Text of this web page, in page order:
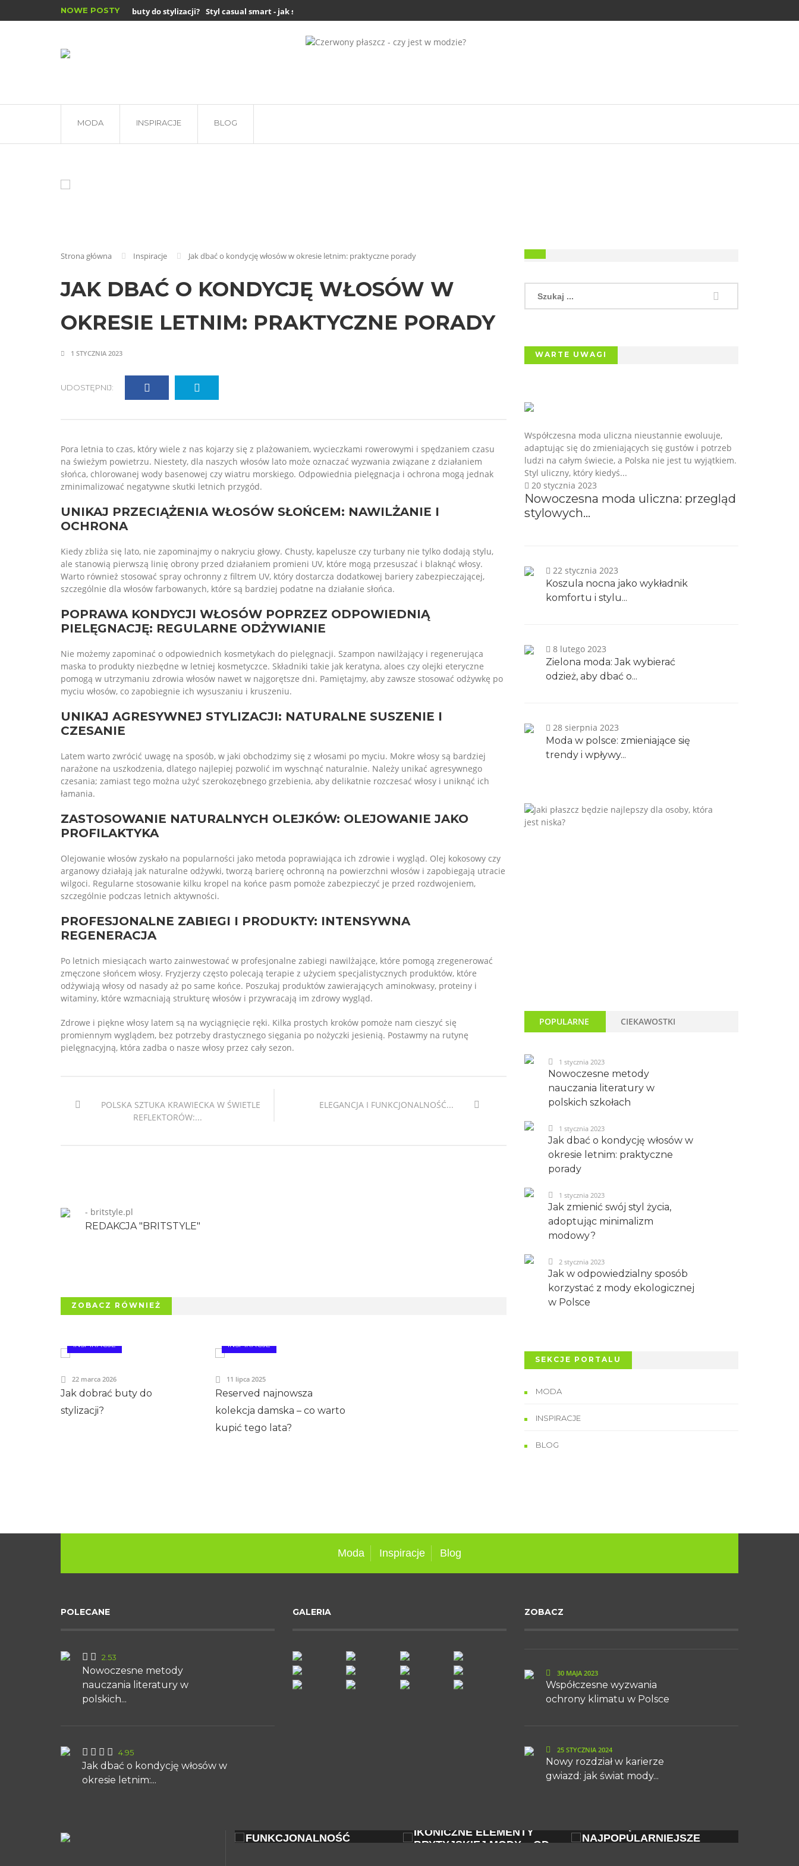
NOWE POSTY
Jak dobrać buty do stylizacji? Styl casual smart - jak się ubrać do pracy i na...
Płaszcze zimowe damskie – jakie są...
MODA INSPIRACJE BLOG
Strona główna Inspiracje Jak dbać o kondycję włosów w okresie letnim: praktyczne porady
JAK DBAĆ O KONDYCJĘ WŁOSÓW W
OKRESIE LETNIM: PRAKTYCZNE PORADY
1 STYCZNIA 2023
UDOSTĘPNIJ:
Pora letnia to czas, który wiele z nas kojarzy się z plażowaniem, wycieczkami rowerowymi i spędzaniem czasu
na świeżym powietrzu. Niestety, dla naszych włosów lato może oznaczać wyzwania związane z działaniem
słońca, chlorowanej wody basenowej czy wiatru morskiego. Odpowiednia pielęgnacja i ochrona mogą jednak
zminimalizować negatywne skutki letnich przygód.
UNIKAJ PRZECIĄŻENIA WŁOSÓW SŁOŃCEM: NAWILŻANIE I
OCHRONA
Kiedy zbliża się lato, nie zapominajmy o nakryciu głowy. Chusty, kapelusze czy turbany nie tylko dodają stylu,
ale stanowią pierwszą linię obrony przed działaniem promieni UV, które mogą przesuszać i blaknąć włosy.
Warto również stosować spray ochronny z filtrem UV, który dostarcza dodatkowej bariery zabezpieczającej,
szczególnie dla włosów farbowanych, które są bardziej podatne na działanie słońca.
POPRAWA KONDYCJI WŁOSÓW POPRZEZ ODPOWIEDNIĄ
PIELĘGNACJĘ: REGULARNE ODŻYWIANIE
Nie możemy zapominać o odpowiednich kosmetykach do pielęgnacji. Szampon nawilżający i regenerująca
maska to produkty niezbędne w letniej kosmetyczce. Składniki takie jak keratyna, aloes czy olejki eteryczne
pomogą w utrzymaniu zdrowia włosów nawet w najgorętsze dni. Pamiętajmy, aby zawsze stosować odżywkę po
myciu włosów, co zapobiegnie ich wysuszaniu i kruszeniu.
UNIKAJ AGRESYWNEJ STYLIZACJI: NATURALNE SUSZENIE I
CZESANIE
Latem warto zwrócić uwagę na sposób, w jaki obchodzimy się z włosami po myciu. Mokre włosy są bardziej
narażone na uszkodzenia, dlatego najlepiej pozwolić im wyschnąć naturalnie. Należy unikać agresywnego
czesania; zamiast tego można użyć szerokozębnego grzebienia, aby delikatnie rozczesać włosy i uniknąć ich
łamania.
ZASTOSOWANIE NATURALNYCH OLEJKÓW: OLEJOWANIE JAKO
PROFILAKTYKA
Olejowanie włosów zyskało na popularności jako metoda poprawiająca ich zdrowie i wygląd. Olej kokosowy czy
arganowy działają jak naturalne odżywki, tworzą barierę ochronną na powierzchni włosów i zapobiegają utracie
wilgoci. Regularne stosowanie kilku kropel na końce pasm pomoże zabezpieczyć je przed rozdwojeniem,
szczególnie podczas letnich aktywności.
PROFESJONALNE ZABIEGI I PRODUKTY: INTENSYWNA
REGENERACJA
Po letnich miesiącach warto zainwestować w profesjonalne zabiegi nawilżające, które pomogą zregenerować
zmęczone słońcem włosy. Fryzjerzy często polecają terapie z użyciem specjalistycznych produktów, które
odżywiają włosy od nasady aż po same końce. Poszukaj produktów zawierających aminokwasy, proteiny i
witaminy, które wzmacniają strukturę włosów i przywracają im zdrowy wygląd.
Zdrowe i piękne włosy latem są na wyciągnięcie ręki. Kilka prostych kroków pomoże nam cieszyć się
promiennym wyglądem, bez potrzeby drastycznego sięgania po nożyczki jesienią. Postawmy na rutynę
pielęgnacyjną, która zadba o nasze włosy przez cały sezon.
POLSKA SZTUKA KRAWIECKA W ŚWIETLE
REFLEKTORÓW:...
ELEGANCJA I FUNKCJONALNOŚĆ...
REDAKCJA "BRITSTYLE"
- britstyle.pl
ZOBACZ RÓWNIEŻ
INSPIRACJE
Jak dobrać buty do
stylizacji?
22 marca 2026
INSPIRACJE
Reserved najnowsza
kolekcja damska – co warto
kupić tego lata?
11 lipca 2025
WARTE UWAGI
Nowoczesna moda uliczna: przegląd
stylowych...
20 stycznia 2023
Współczesna moda uliczna nieustannie ewoluuje,
adaptując się do zmieniających się gustów i potrzeb
ludzi na całym świecie, a Polska nie jest tu wyjątkiem.
Styl uliczny, który kiedyś...
Koszula nocna jako wykładnik
komfortu i stylu...
22 stycznia 2023
Zielona moda: Jak wybierać
odzież, aby dbać o...
8 lutego 2023
Moda w polsce: zmieniające się
trendy i wpływy...
28 sierpnia 2023
POPULARNE CIEKAWOSTKI
Nowoczesne metody
nauczania literatury w
polskich szkołach
1 stycznia 2023
Jak dbać o kondycję włosów w
okresie letnim: praktyczne
porady
1 stycznia 2023
Jak zmienić swój styl życia,
adoptując minimalizm
modowy?
1 stycznia 2023
Jak w odpowiedzialny sposób
korzystać z mody ekologicznej
w Polsce
2 stycznia 2023
SEKCJE PORTALU
MODA
INSPIRACJE
BLOG
Moda Inspiracje Blog
POLECANE
Nowoczesne metody
nauczania literatury w
polskich...
2.53
Jak dbać o kondycję włosów w
okresie letnim:...
4.95
GALERIA ZOBACZ
Współczesne wyzwania
ochrony klimatu w Polsce
30 MAJA 2023
Nowy rozdział w karierze
gwiazd: jak świat mody...
25 STYCZNIA 2024
IKONICZNE ELEMENTY
BRYTYJSKIEJ MODY – OD...
NAJPOPULARNIEJSZE
NAWYKÓW PROWADZI DO